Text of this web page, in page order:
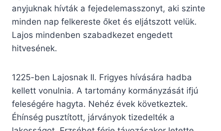
anyjuknak hívták a fejedelemasszonyt, aki szinte
minden nap felkereste őket és eljátszott velük.
Lajos mindenben szabadkezet engedett
hitvesének.
1225-ben Lajosnak II. Frigyes hívására hadba
kellett vonulnia. A tartomány kormányzását ifjú
feleségére hagyta. Nehéz évek következtek.
Éhínség pusztított, járványok tizedelték a